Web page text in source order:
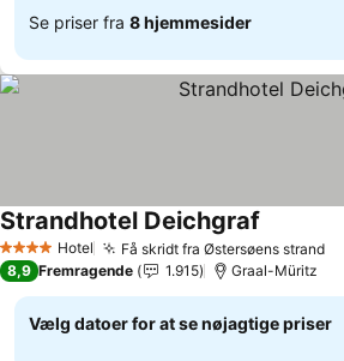
Se priser fra 8 hjemmesider
4 StjernerHotel Få skridt fra Østersøens strand
Strandhotel Deichgraf
8,9 Fremragende 1.915 Graal-Müritz
Vælg datoer for at se nøjagtige priser